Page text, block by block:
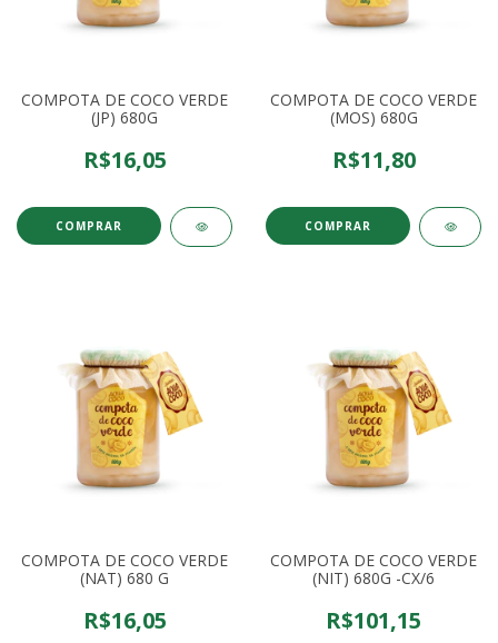
COMPOTA DE COCO VERDE
(JP) 680G
R$16,05
COMPOTA DE COCO VERDE
(MOS) 680G
R$11,80
COMPOTA DE COCO VERDE
(NAT) 680 G
R$16,05
COMPOTA DE COCO VERDE
(NIT) 680G -CX/6
R$101,15